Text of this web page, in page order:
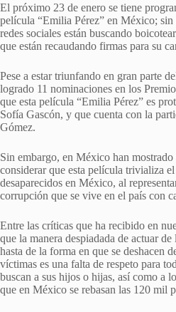
El próximo 23 de enero se tiene
película “Emilia Pérez” en México; sin
redes sociales están buscando
que están recaudando firmas para su
Pese a estar triunfando en gran parte
logrado 11 nominaciones en los
que esta película “Emilia Pérez” es
Sofía Gascón, y que cuenta con la
Gómez.
Sin embargo, en México han mostrado
considerar que esta película trivializa
desaparecidos en México, al
corrupción que se vive en el país con
Entre las críticas que ha recibido en
que la manera despiadada de actuar
hasta de la forma en que se deshacen
víctimas es una falta de respeto para
buscan a sus hijos o hijas, así como a
que en México se rebasan las 120 mil